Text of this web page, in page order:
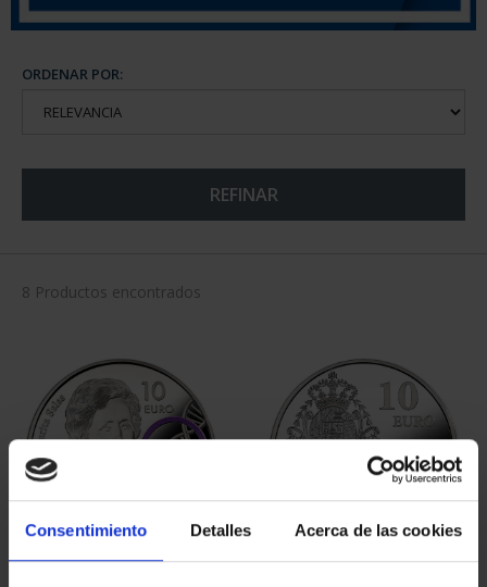
Consentimiento Detalles Acerca de las cookies
ORDENAR POR:
REFINAR
8 Productos encontrados